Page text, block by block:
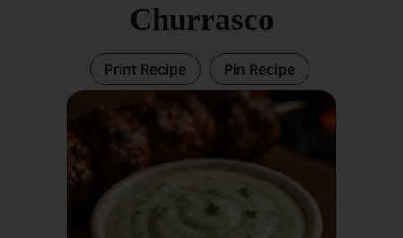
Churrasco
Print Recipe Pin Recipe